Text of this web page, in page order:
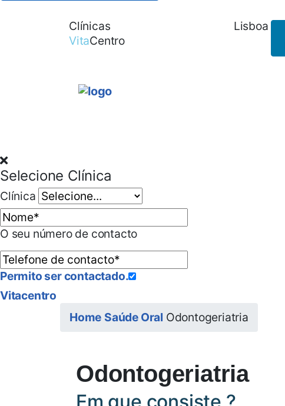
Clínicas
VitaCentro
Lisboa
Selecione Clínica
Clínica
O seu número de contacto
Permito ser contactado.
Vitacentro
Home Saúde Oral Odontogeriatria
Odontogeriatria